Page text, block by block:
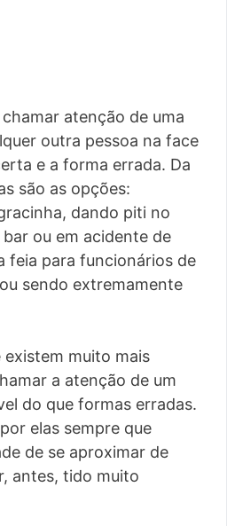
atenção de uma
outra pessoa na face
e a forma errada. Da
são as opções:
dando piti no
ou em acidente de
feia para funcionários de
sendo extremamente
muito mais
a atenção de um
do que formas erradas.
elas sempre que
de se aproximar de
antes, tido muito